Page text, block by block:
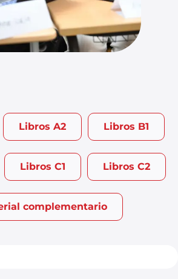
Libros A2 Libros B1
Libros C1 Libros C2
complementario